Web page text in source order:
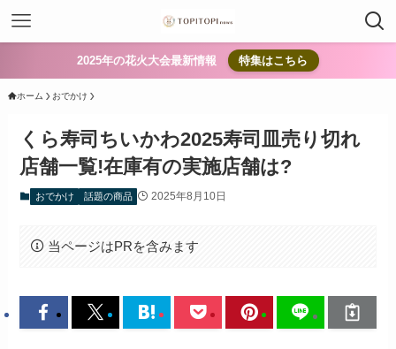
2025年の花火大会最新情報 特集はこちら
ホーム おでかけ
くら寿司ちいかわ2025寿司皿売り切れ
店舗一覧!在庫有の実施店舗は?
おでかけ 話題の商品 2025年8月10日
当ページはPRを含みます